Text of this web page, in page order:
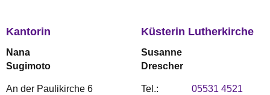
Kantorin
Nana
Sugimoto
An der Paulikirche 6
Küsterin Lutherkirche
Susanne
Drescher
Tel.: 05531 4521